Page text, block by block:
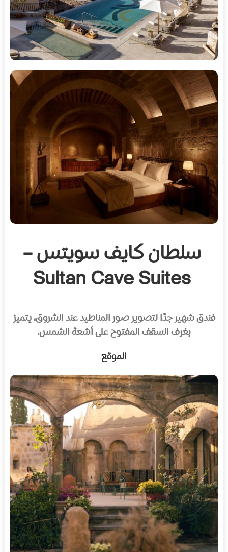
سلطان كايف سويتس –
Sultan Cave Suites
فندق شهير جدًا لتصوير صور المناطيد عند الشروق، يتميز
بغرف السقف المفتوح على أشعة الشمس.
الموقع